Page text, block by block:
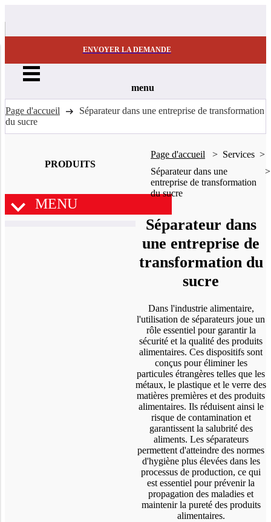
ENVOYER LA DEMANDE
menu
Page d'accueil
Séparateur dans une entreprise de transformation
du sucre
PRODUITS
MENU
Page d'accueil
Services
Séparateur dans une
entreprise de transformation
du sucre
Séparateur dans
une entreprise de
transformation du
sucre
Dans l'industrie alimentaire,
l'utilisation de séparateurs joue un
rôle essentiel pour garantir la
sécurité et la qualité des produits
alimentaires. Ces dispositifs sont
conçus pour éliminer les
particules étrangères telles que les
métaux, le plastique et le verre des
matières premières et des produits
alimentaires. Ils réduisent ainsi le
risque de contamination et
garantissent la salubrité des
aliments. Les séparateurs
permettent d'atteindre des normes
d'hygiène plus élevées dans les
processus de production, ce qui
est essentiel pour prévenir la
propagation des maladies et
maintenir la pureté des produits
alimentaires.